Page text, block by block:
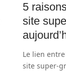
5
site
Le lien
site super-